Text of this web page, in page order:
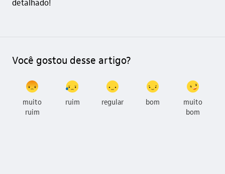
Você gostou desse artigo?
muito
ruim
ruim regular bom
muito
bom